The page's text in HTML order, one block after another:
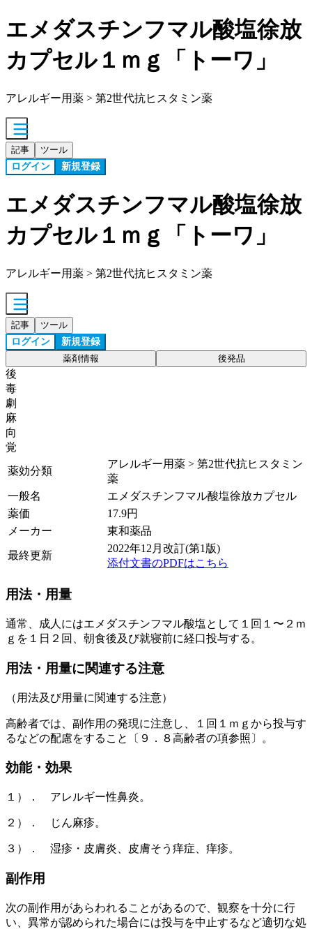
エメダスチンフマル酸塩徐放
カプセル１ｍｇ「トーワ」
アレルギー用薬 > 第2世代抗ヒスタミン薬
記事 ツール
ログイン 新規登録
エメダスチンフマル酸塩徐放
カプセル１ｍｇ「トーワ」
アレルギー用薬 > 第2世代抗ヒスタミン薬
記事 ツール
ログイン 新規登録
薬剤情報 後発品
後
毒
劇
麻
向
覚
薬効分類
アレルギー用薬 > 第2世代抗ヒスタミン
薬
一般名
エメダスチンフマル酸塩徐放カプセル
薬価
17.9円
メーカー
東和薬品
最終更新
2022年12月改訂(第1版)
添付文書のPDFはこちら
用法・用量
通常、成人にはエメダスチンフマル酸塩として１回１〜２ｍ
ｇを１日２回、朝食後及び就寝前に経口投与する。
用法・用量に関連する注意
（用法及び用量に関連する注意）
高齢者では、副作用の発現に注意し、１回１ｍｇから投与す
るなどの配慮をすること〔９．８高齢者の項参照〕。
効能・効果
１）． アレルギー性鼻炎。
２）． じん麻疹。
３）． 湿疹・皮膚炎、皮膚そう痒症、痒疹。
副作用
次の副作用があらわれることがあるので、観察を十分に行
い、異常が認められた場合には投与を中止するなど適切な処